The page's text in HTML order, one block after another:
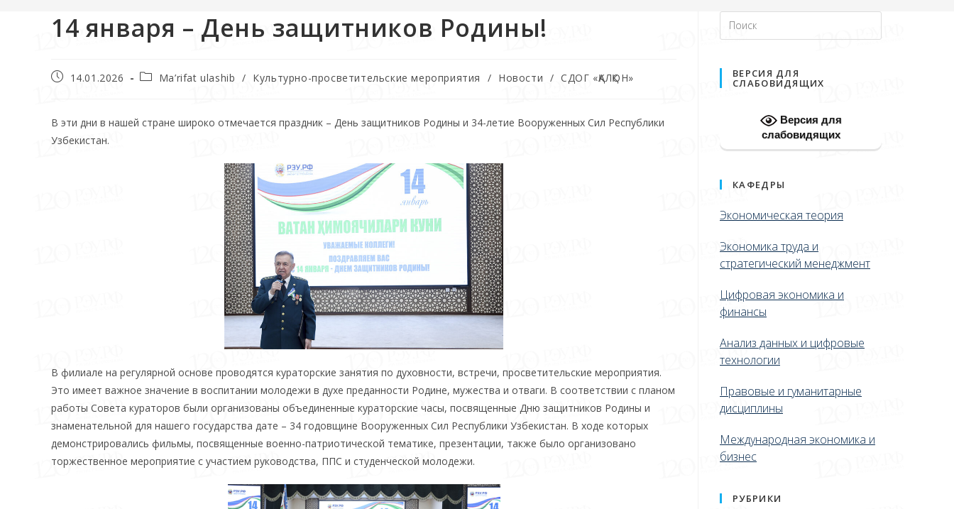
14 января – День защитников Родины!
14.01.2026 Ma’rifat ulashib / Культурно-просветительские мероприятия / Новости / СДОГ «ҚАЛҚОН»
В эти дни в нашей стране широко отмечается праздник – День защитников Родины и 34-летие Вооруженных Сил Республики
Узбекистан.
В филиале на регулярной основе проводятся кураторские занятия по духовности, встречи, просветительские мероприятия.
Это имеет важное значение в воспитании молодежи в духе преданности Родине, мужества и отваги. В соответствии с планом
работы Совета кураторов были организованы объединенные кураторские часы, посвященные Дню защитников Родины и
знаменательной для нашего государства дате – 34 годовщине Вооруженных Сил Республики Узбекистан. В ходе которых
демонстрировались фильмы, посвященные военно-патриотической тематике, презентации, также было организовано
торжественное мероприятие с участием руководства, ППС и студенческой молодежи.
ВЕРСИЯ ДЛЯ
СЛАБОВИДЯЩИХ
Версия для
слабовидящих
КАФЕДРЫ
Экономическая теория
Экономика труда и
стратегический менеджмент
Цифровая экономика и
финансы
Анализ данных и цифровые
технологии
Правовые и гуманитарные
дисциплины
Международная экономика и
бизнес
РУБРИКИ